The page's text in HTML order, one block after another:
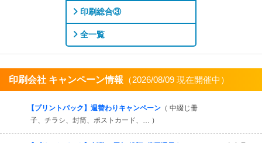
印刷総合③
全一覧
印刷会社 キャンペーン情報 （2026/08/09 現在開催中）
【プリントパック】週替わりキャンペーン （ 中綴じ冊
子、チラシ、封筒、ポストカード、… ）